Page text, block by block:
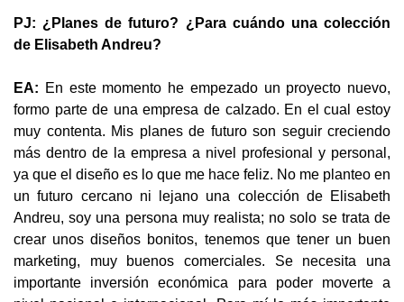
PJ: ¿Planes de futuro? ¿Para cuándo una colección
de Elisabeth Andreu?
EA: En este momento he empezado un proyecto nuevo,
formo parte de una empresa de calzado. En el cual estoy
muy contenta. Mis planes de futuro son seguir creciendo
más dentro de la empresa a nivel profesional y personal,
ya que el diseño es lo que me hace feliz. No me planteo en
un futuro cercano ni lejano una colección de Elisabeth
Andreu, soy una persona muy realista; no solo se trata de
crear unos diseños bonitos, tenemos que tener un buen
marketing, muy buenos comerciales. Se necesita una
importante inversión económica para poder moverte a